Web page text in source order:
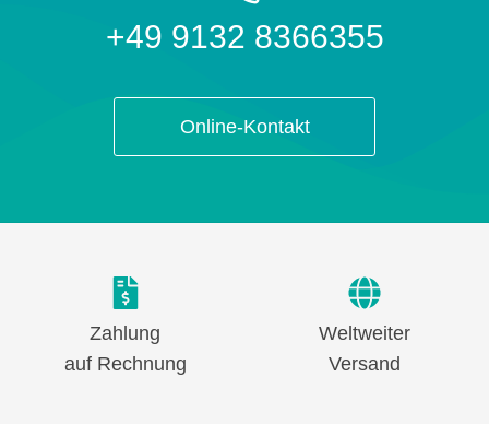
+49 9132 8366355
Online-Kontakt
Zahlung
auf Rechnung
Weltweiter
Versand